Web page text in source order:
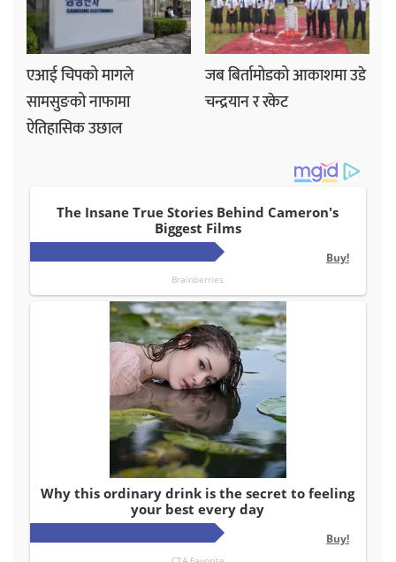
एआई चिपको मागले
सामसुङको नाफामा
ऐतिहासिक उछाल
जब बिर्तामोडको आकाशमा उडे
चन्द्रयान र रकेट